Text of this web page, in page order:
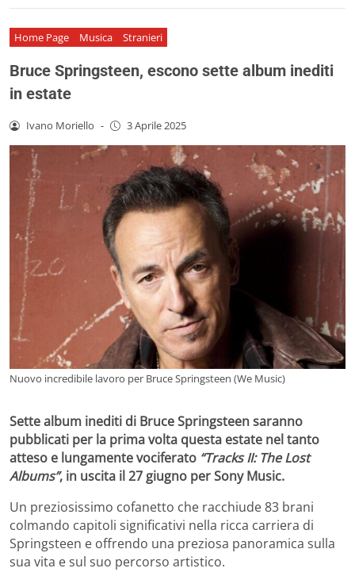
Home Page Musica Stranieri
Bruce Springsteen, escono sette album inediti
in estate
Ivano Moriello - 3 Aprile 2025
Nuovo incredibile lavoro per Bruce Springsteen (We Music)
Sette album inediti di Bruce Springsteen saranno
pubblicati per la prima volta questa estate nel tanto
atteso e lungamente vociferato “Tracks II: The Lost
Albums”, in uscita il 27 giugno per Sony Music.
Un preziosissimo cofanetto che racchiude 83 brani
colmando capitoli significativi nella ricca carriera di
Springsteen e offrendo una preziosa panoramica sulla
sua vita e sul suo percorso artistico.